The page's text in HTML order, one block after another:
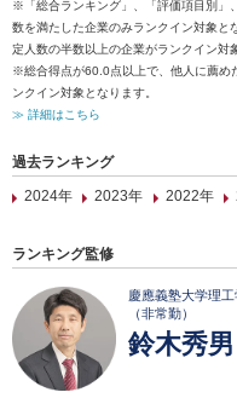
※「総合ランキング」、「評価項目別」
数を満たした企業のみランクイン対象と
定人数の半数以上の企業がランクイン対
※総合得点が60.0点以上で、他人に薦め
ンクイン対象となります。
≫ 詳細はこちら
過去ランキング
2024年
2023年 2022年
ランキング監修
慶應義塾大学理
（非常勤）
鈴木秀男